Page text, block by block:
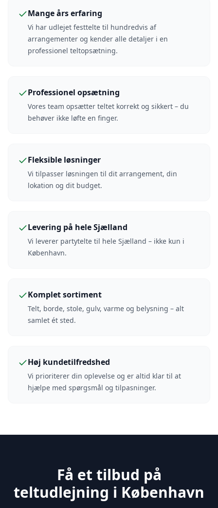
Mange års erfaring
Vi har udlejet festtelte til hundredvis af
arrangementer og kender alle detaljer i en
professionel teltopsætning.
Professionel opsætning
Vores team opsætter teltet korrekt og sikkert – du
behøver ikke løfte en finger.
Fleksible løsninger
Vi tilpasser løsningen til dit arrangement, din
lokation og dit budget.
Levering på hele Sjælland
Vi leverer partytelte til hele Sjælland – ikke kun i
København.
Komplet sortiment
Telt, borde, stole, gulv, varme og belysning – alt
samlet ét sted.
Høj kundetilfredshed
Vi prioriterer din oplevelse og er altid klar til at
hjælpe med spørgsmål og tilpasninger.
Få et tilbud på
teltudlejning i København